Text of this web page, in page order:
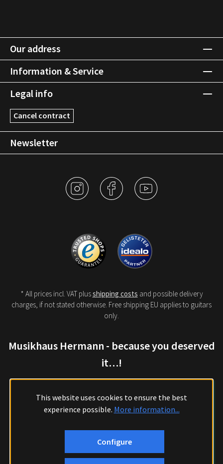
Our address
Information & Service
Legal info
Cancel contract
Newsletter
* All prices incl. VAT plusshipping costs and possible delivery
charges, if not stated otherwise. Free shipping EU applies to guitars
only.
Musikhaus Hermann - because you deserved
it…!
This website uses cookies to ensure the best
experience possible. More information...
Configure